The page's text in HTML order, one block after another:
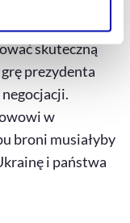
skuteczną
prezydenta
negocjacji.
w
broni musiałyby
i państwa